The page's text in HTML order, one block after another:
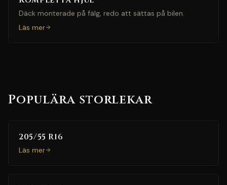
Däck monterade på fälg, redo att sättas på bilen.
Läs mer
Populära storlekar
205/55 R16
Läs mer